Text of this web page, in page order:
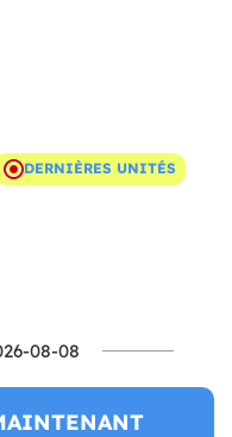
DERNIÈRES UNITÉS
08-08